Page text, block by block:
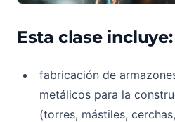
Esta clase incluye:
fabricación de
metálicos para la
(torres, mástiles,